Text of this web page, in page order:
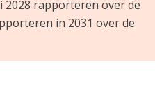
2028 rapporteren over de
in 2031 over de